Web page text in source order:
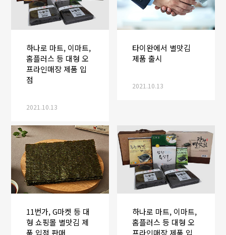
하나로 마트, 이마트,
홈플러스 등 대형 오
프라인매장 제품 입
점
2021.10.13
타이완에서 별맛김
제품 출시
2021.10.13
11번가, G마켓 등 대
형 쇼핑몰 별맛김 제
품 입점 판매
하나로 마트, 이마트,
홈플러스 등 대형 오
프라인매장 제품 입